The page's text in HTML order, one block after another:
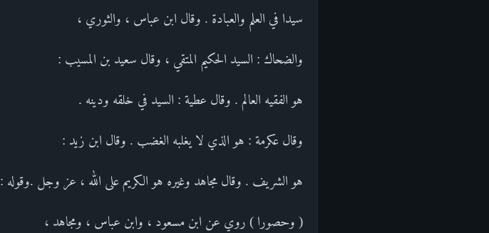
سيدا في العلم والعبادة . وقال ابن عباس ، والثوري ،
والضحاك : السيد الحكيم المتقي ، وقال سعيد بن المسيب :
هو الفقيه العالم . وقال عطية : السيد في خلقه ودينه .
وقال عكرمة : هو الذي لا يغلبه الغضب . وقال ابن زيد :
هو الشريف . وقال مجاهد وغيره هو الكريم على الله ، عز وجل .وقوله :
( وحصورا ) روي عن ابن مسعود ، وابن عباس ، ومجاهد ،